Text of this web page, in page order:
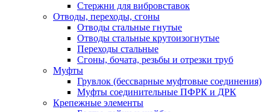
Стержни для вибровставок
Отводы, переходы, сгоны
Отводы стальные гнутые
Отводы стальные крутоизогнутые
Переходы стальные
Сгоны, бочата, резьбы и отрезки труб
Муфты
Грувлок (бессварные муфтовые соединения)
Муфты соединительные ПФРК и ДРК
Крепежные элементы